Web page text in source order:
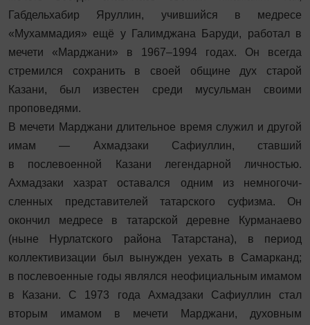
Габдельхабир Яруллин, учившийся в медресе
«Мухаммадия» ещё у Галимджана Баруди, работал в
мечети «Марджани» в 1967–1994 годах. Он всегда
стремился сохранить в своей общине дух старой
Казани, был известен среди мусульман своими
проповедями.
В мечети Марджани длительное время служил и другой
имам — Ахмадзаки Сафиуллин, ставший
в послевоенной Казани легендарной личностью.
Ахмадзаки хазрат оставался одним из немногочи­
сленных представителей татарского суфизма. Он
окончил медресе в татарской деревне Курманаево
(ныне Нурлатского района Татарстана), в период
коллективизации был вынужден уехать в Самарканд;
в послевоенные годы являлся неофициальным имамом
в Казани. С 1973 года Ахмадзаки Сафиуллин стал
вторым имамом в мечети Марджани, духовным